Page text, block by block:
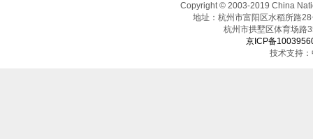
Copyright © 2003-2019 China
地址：杭州市富阳区水稻所路
杭州市拱墅区体
京ICP备
技术支持